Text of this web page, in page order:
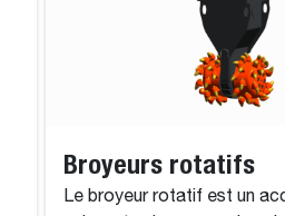
Broyeurs rotatifs
Le broyeur rotatif est un